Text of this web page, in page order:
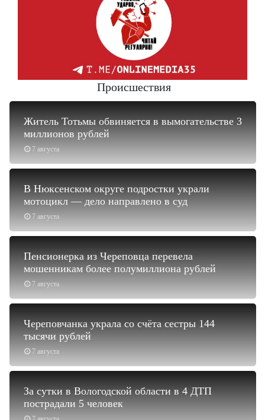
Происшествия
7 августа
Житель Тотьмы обвиняется в вымогательстве 3
миллионов рублей
7 августа
В Нюксенском округе подростки украли
мотоцикл — дело направлено в суд
7 августа
Пенсионерка из Череповца перевела
мошенникам более полумиллиона рублей
7 августа
Череповчанка украла со счёта сестры 144
тысячи рублей
За сутки в Вологодской области в 4 ДТП
пострадали 5 человек